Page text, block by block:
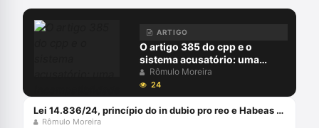
ARTIGO
O artigo 385 do cpp e o
sistema acusatório: uma
incompatiblidade com a
constituição federal
Rômulo Moreira
24
Lei 14.836/24, princípio do in dubio pro reo e Habeas Corpus coletivo
Rômulo Moreira